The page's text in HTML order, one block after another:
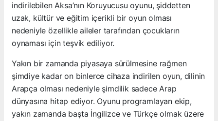
indirilebilen Aksa’nın Koruyucusu oyunu, şiddetten
uzak, kültür ve eğitim içerikli bir oyun olması
nedeniyle özellikle aileler tarafından çocukların
oynaması için teşvik ediliyor.
Yakın bir zamanda piyasaya sürülmesine rağmen
şimdiye kadar on binlerce cihaza indirilen oyun, dilinin
Arapça olması nedeniyle şimdilik sadece Arap
dünyasına hitap ediyor. Oyunu programlayan ekip,
yakın zamanda başta İngilizce ve Türkçe olmak üzere